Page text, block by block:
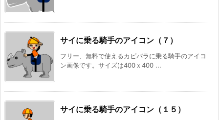
サイに乗る騎手のアイコン（７）
フリー、無料で使えるカピバラに乗る騎手のアイコ
ン画像です。サイズは400ｘ400 ...
サイに乗る騎手のアイコン（１５）